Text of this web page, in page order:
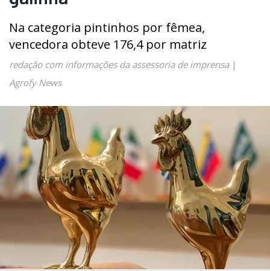
Na categoria pintinhos por fêmea,
vencedora obteve 176,4 por matriz
redação com informações da assessoria de imprensa|
Agrofy News